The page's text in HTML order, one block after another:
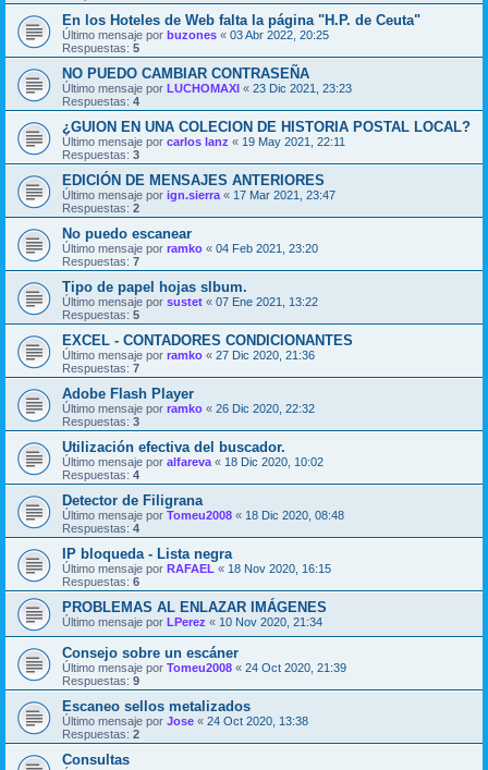
En los Hoteles de Web falta la página "H.P. de Ceuta"
Último mensaje por buzones « 03 Abr 2022, 20:25
Respuestas: 5
NO PUEDO CAMBIAR CONTRASEÑA
Último mensaje por LUCHOMAXI « 23 Dic 2021, 23:23
Respuestas: 4
¿GUION EN UNA COLECION DE HISTORIA POSTAL LOCAL?
Último mensaje por carlos lanz « 19 May 2021, 22:11
Respuestas: 3
EDICIÓN DE MENSAJES ANTERIORES
Último mensaje por ign.sierra « 17 Mar 2021, 23:47
Respuestas: 2
No puedo escanear
Último mensaje por ramko « 04 Feb 2021, 23:20
Respuestas: 7
Tipo de papel hojas slbum.
Último mensaje por sustet « 07 Ene 2021, 13:22
Respuestas: 5
EXCEL - CONTADORES CONDICIONANTES
Último mensaje por ramko « 27 Dic 2020, 21:36
Respuestas: 7
Adobe Flash Player
Último mensaje por ramko « 26 Dic 2020, 22:32
Respuestas: 3
Utilización efectiva del buscador.
Último mensaje por alfareva « 18 Dic 2020, 10:02
Respuestas: 4
Detector de Filigrana
Último mensaje por Tomeu2008 « 18 Dic 2020, 08:48
Respuestas: 4
IP bloqueda - Lista negra
Último mensaje por RAFAEL « 18 Nov 2020, 16:15
Respuestas: 6
PROBLEMAS AL ENLAZAR IMÁGENES
Último mensaje por LPerez « 10 Nov 2020, 21:34
Consejo sobre un escáner
Último mensaje por Tomeu2008 « 24 Oct 2020, 21:39
Respuestas: 9
Escaneo sellos metalizados
Último mensaje por Jose « 24 Oct 2020, 13:38
Respuestas: 2
Consultas